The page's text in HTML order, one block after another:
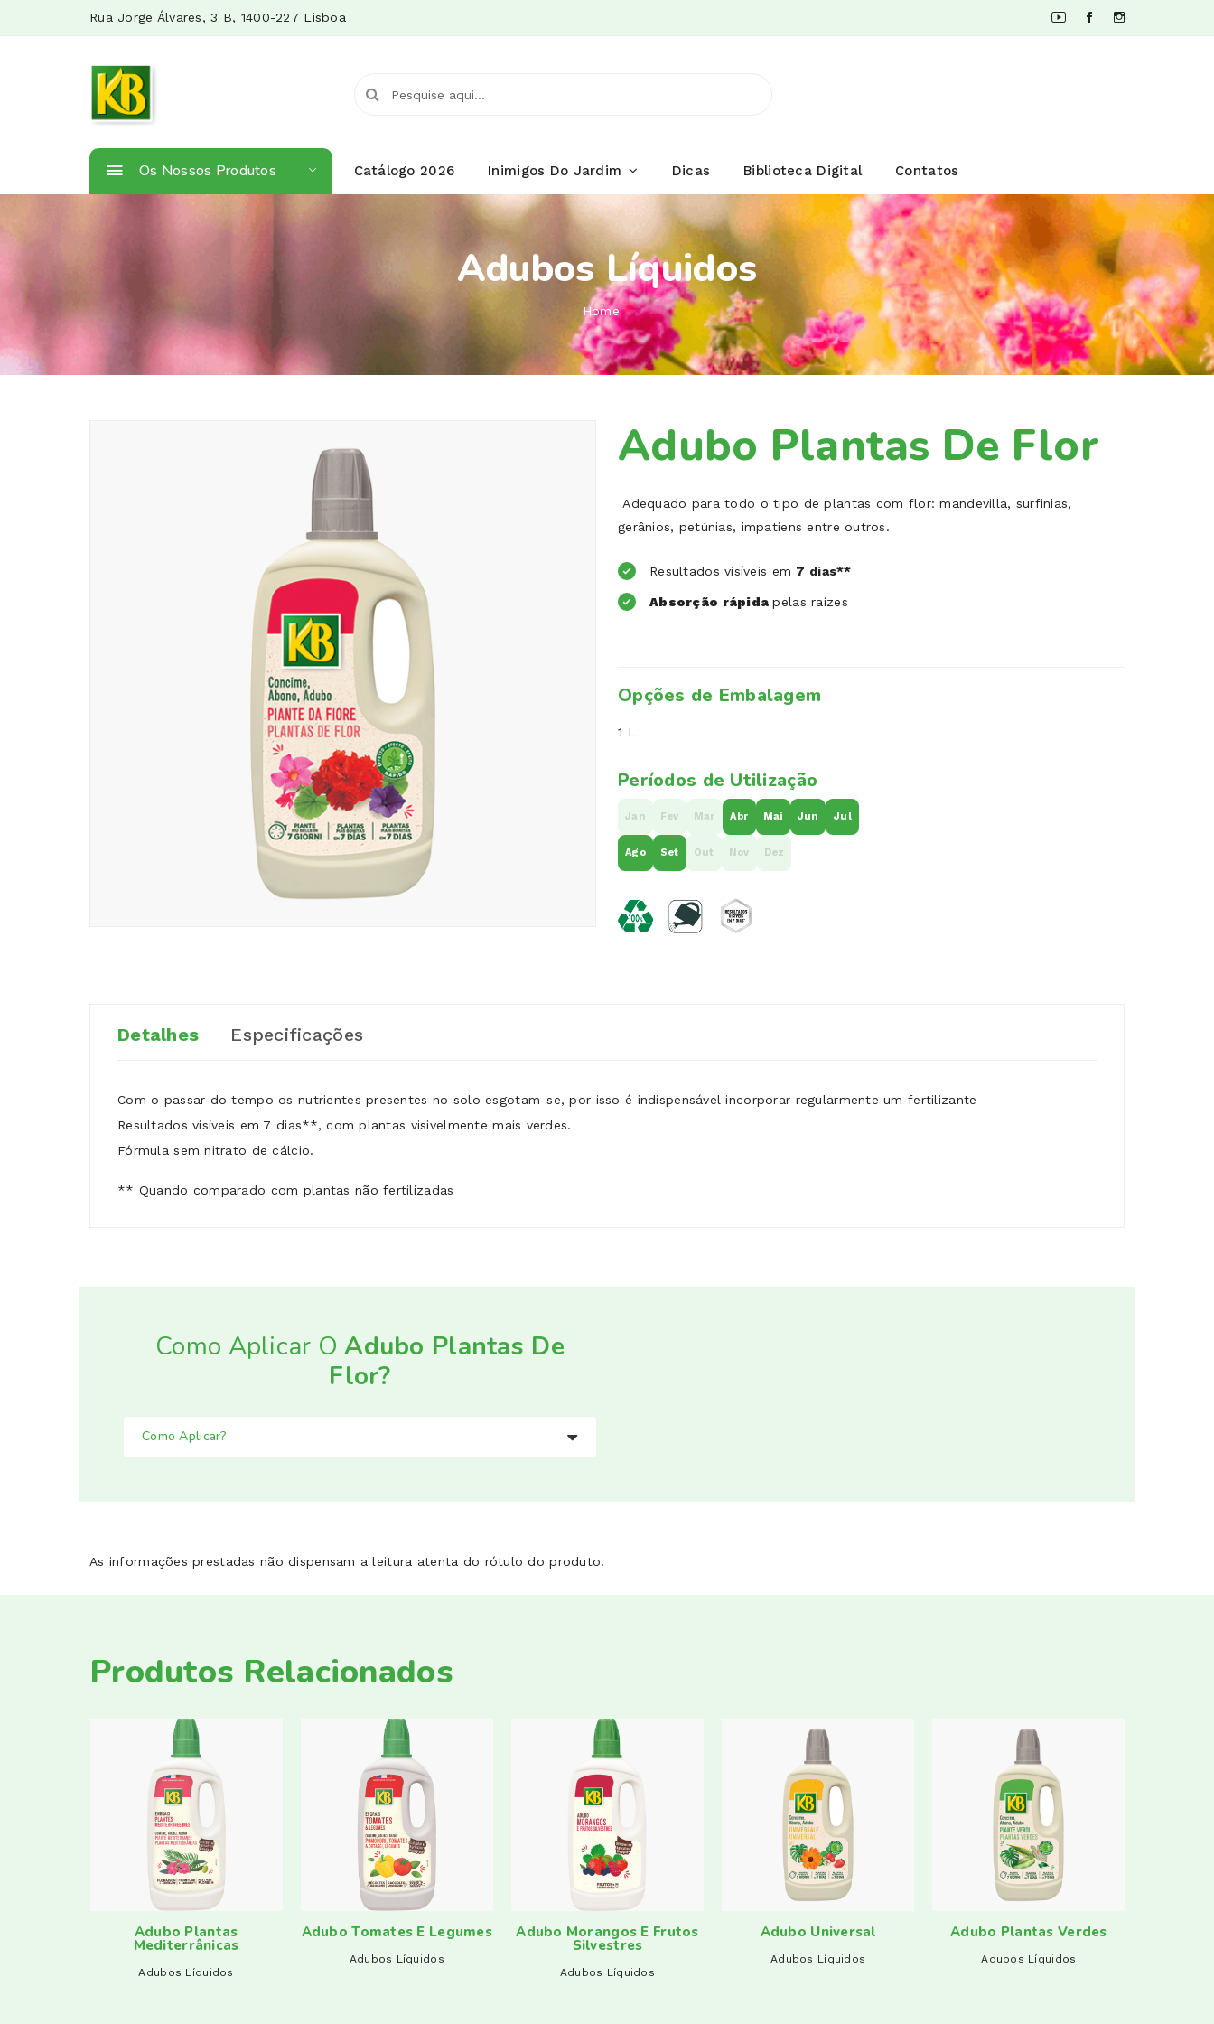
Rua Jorge Álvares, 3 B​, 1400-227 Lisboa
Os Nossos Produtos Catálogo 2026 Inimigos Do Jardim Dicas Biblioteca Digital Contatos
Adubos Líquidos
Home
Adubo Plantas De Flor
Adequado para todo o tipo de plantas com flor: mandevilla, surfinias,
gerânios, petúnias, impatiens entre outros.
Resultados visíveis em 7 dias**
Absorção rápidapelas raízes
Opções de Embalagem
1 L
Períodos de Utilização
Jan Fev Mar Abr Mai Jun Jul
Ago Set Out Nov Dez
Detalhes Especificações
Com o passar do tempo os nutrientes presentes no solo esgotam-se, por isso é indispensável incorporar regularmente um fertilizante
Resultados visíveis em 7 dias**, com plantas visivelmente mais verdes.
Fórmula sem nitrato de cálcio.
** Quando comparado com plantas não fertilizadas
Como Aplicar OAdubo Plantas De
Flor?
Como Aplicar?
As informações prestadas não dispensam a leitura atenta do rótulo do produto.
Produtos Relacionados
Adubo Plantas
Mediterrânicas
Adubos Líquidos
Adubo Tomates E Legumes
Adubos Líquidos
Adubo Morangos E Frutos
Silvestres
Adubos Líquidos
Adubo Universal
Adubos Líquidos
Adubo Plantas Verdes
Adubos Líquidos